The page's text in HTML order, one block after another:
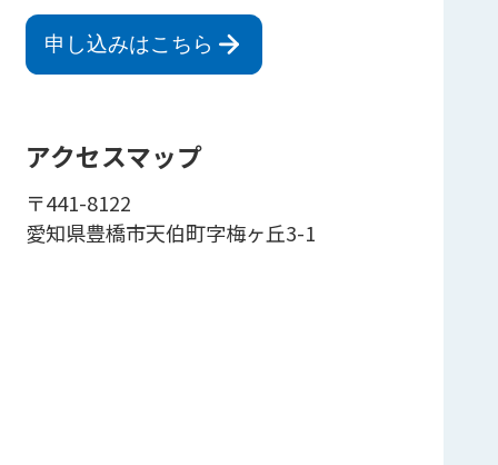
申し込みはこちら
アクセスマップ
〒441-8122
愛知県豊橋市天伯町字梅ヶ丘3-1